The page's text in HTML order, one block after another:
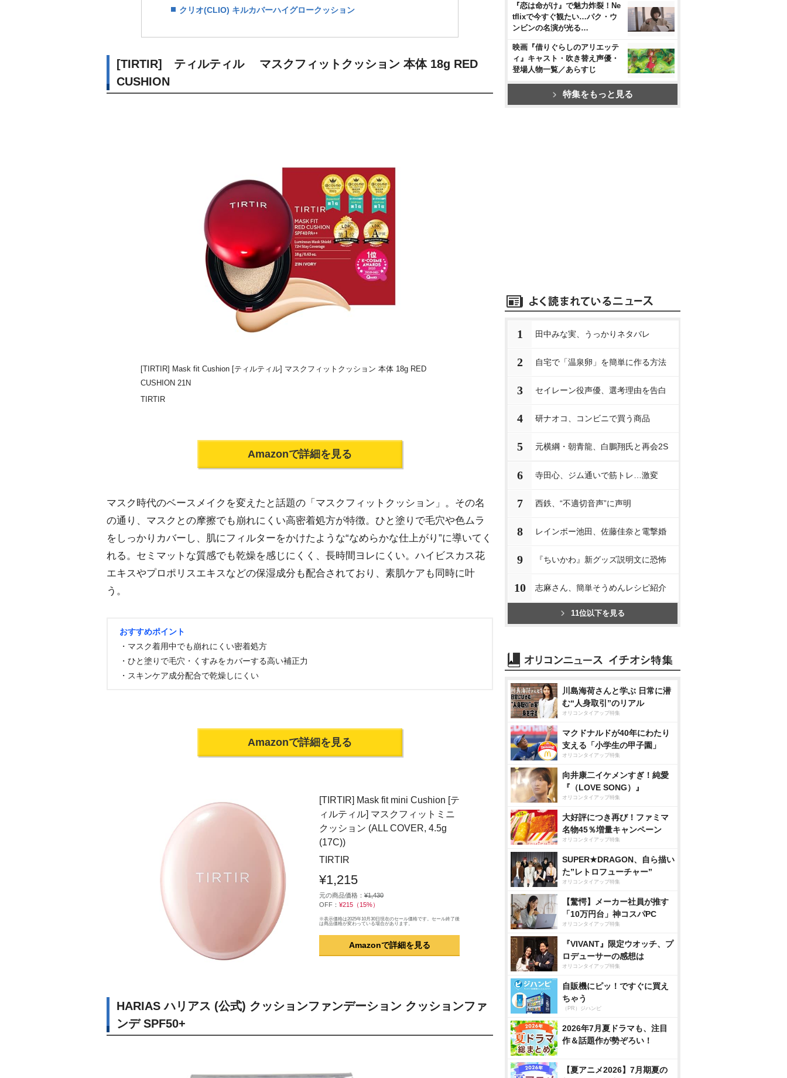
クリオ(CLIO) キルカバーハイグロークッション
[TIRTIR] ティルティル マスクフィットクッション 本体 18g RED
CUSHION
[TIRTIR] Mask fit Cushion [ティルティル] マスクフィットクッション 本体 18g RED
CUSHION 21N
TIRTIR
Amazonで詳細を見る
マスク時代のベースメイクを変えたと話題の「マスクフィットクッション」。その名
の通り、マスクとの摩擦でも崩れにくい高密着処方が特徴。ひと塗りで毛穴や色ムラ
をしっかりカバーし、肌にフィルターをかけたような“なめらかな仕上がり”に導いてく
れる。セミマットな質感でも乾燥を感じにくく、長時間ヨレにくい。ハイビスカス花
エキスやプロポリスエキスなどの保湿成分も配合されており、素肌ケアも同時に叶
う。
おすすめポイント
・マスク着用中でも崩れにくい密着処方
・ひと塗りで毛穴・くすみをカバーする高い補正力
・スキンケア成分配合で乾燥しにくい
Amazonで詳細を見る
[TIRTIR] Mask fit mini Cushion [テ
ィルティル] マスクフィットミニ
クッション (ALL COVER, 4.5g
(17C))
TIRTIR
¥1,215
元の商品価格： ¥1,430
OFF： ¥215（15%）
※表示価格は2025年10月30日現在のセール価格です。セール終了後
は商品価格が変わっている場合があります。
Amazonで詳細を見る
HARIAS ハリアス (公式) クッションファンデーション クッションファ
ンデ SPF50+
『恋は命がけ』で魅力炸裂！Ne
tflixで今すぐ観たい…パク・ウ
ンビンの名演が光る…
映画『借りぐらしのアリエッテ
ィ』キャスト・吹き替え声優・
登場人物一覧／あらすじ
特集をもっと見る
1 田中みな実、うっかりネタバレ
2 自宅で「温泉卵」を簡単に作る方法
3 セイレーン役声優、選考理由を告白
4 研ナオコ、コンビニで買う商品
5 元横綱・朝青龍、白鵬翔氏と再会2S
6 寺田心、ジム通いで筋トレ…激変
7 西鉄、“不適切音声”に声明
8 レインボー池田、佐藤佳奈と電撃婚
9 『ちいかわ』新グッズ説明文に恐怖
10 志麻さん、簡単そうめんレシピ紹介
11位以下を見る
川島海荷さんと学ぶ 日常に潜
む“人身取引”のリアル
オリコンタイアップ特集
マクドナルドが40年にわたり
支える「小学生の甲子園」
オリコンタイアップ特集
向井康二イケメンすぎ！純愛
『（LOVE SONG）』
オリコンタイアップ特集
大好評につき再び！ファミマ
名物45％増量キャンペーン
オリコンタイアップ特集
SUPER★DRAGON、自ら描い
た”レトロフューチャー”
オリコンタイアップ特集
【驚愕】メーカー社員が推す
「10万円台」神コスパPC
オリコンタイアップ特集
『VIVANT』限定ウオッチ、プ
ロデューサーの感想は
オリコンタイアップ特集
自販機にピッ！ですぐに買え
ちゃう
（PR）ジハンピ
2026年7月夏ドラマも、注目
作＆話題作が勢ぞろい！
【夏アニメ2026】7月期夏の